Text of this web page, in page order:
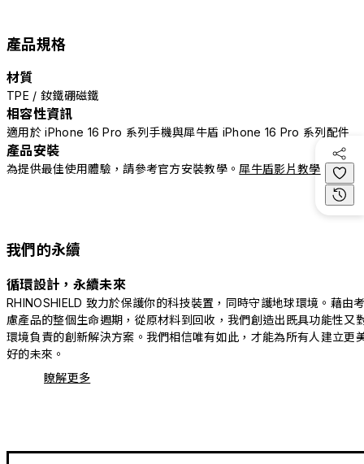
產品規格
材質
TPE / 釹鐵硼磁鐵
相容性資訊
適用於 iPhone 16 Pro 系列手機與犀牛盾 iPhone 16 Pro 系列配件
產品安裝
為提供最佳使用體驗，請參考官方安裝教學。 犀牛盾影片教學
我們的永續
循環設計，永續未來
RHINOSHIELD 致力於保護你的科技裝置，同時守護地球環境。藉由
慮產品的整個生命週期，從原材料到回收，我們創造出既具功能性又
環境負責的創新解決方案。我們相信唯有如此，才能為所有人建立更
好的未來。
瞭解更多